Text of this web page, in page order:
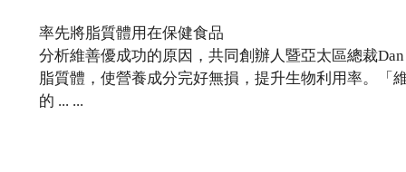
率先將脂質體用在保健食品
分析維善優成功的原因，共同創辦人暨亞太區總裁
脂質體，使營養成分完好無損，提升生物利用率。「
的 ... ...